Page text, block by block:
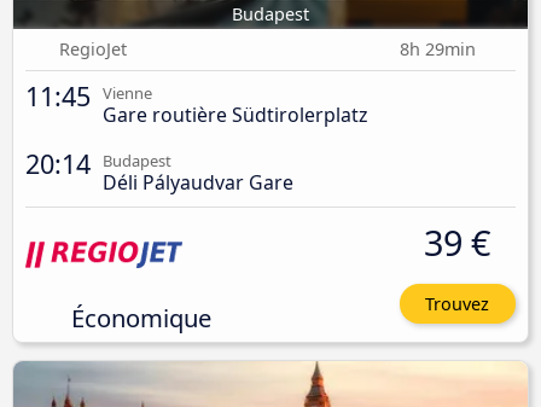
Budapest
RegioJet
8h 29min
11:45 Vienne
Gare routière Südtirolerplatz
20:14 Budapest
Déli Pályaudvar Gare
Économique
39 €
Trouvez